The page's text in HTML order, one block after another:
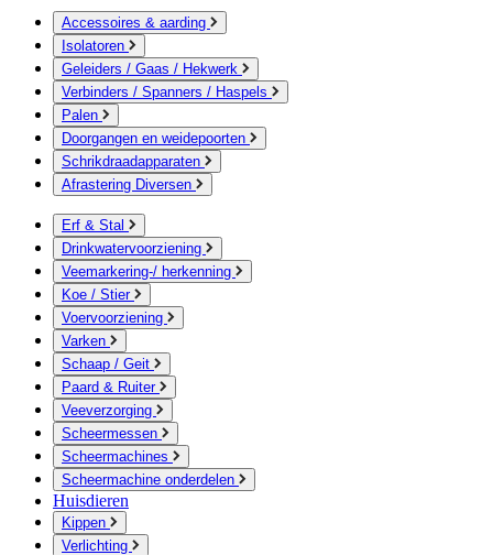
Accessoires & aarding
Isolatoren
Geleiders / Gaas / Hekwerk
Verbinders / Spanners / Haspels
Palen
Doorgangen en weidepoorten
Schrikdraadapparaten
Afrastering Diversen
Erf & Stal
Drinkwatervoorziening
Veemarkering-/ herkenning
Koe / Stier
Voervoorziening
Varken
Schaap / Geit
Paard & Ruiter
Veeverzorging
Scheermessen
Scheermachines
Scheermachine onderdelen
Huisdieren
Kippen
Verlichting